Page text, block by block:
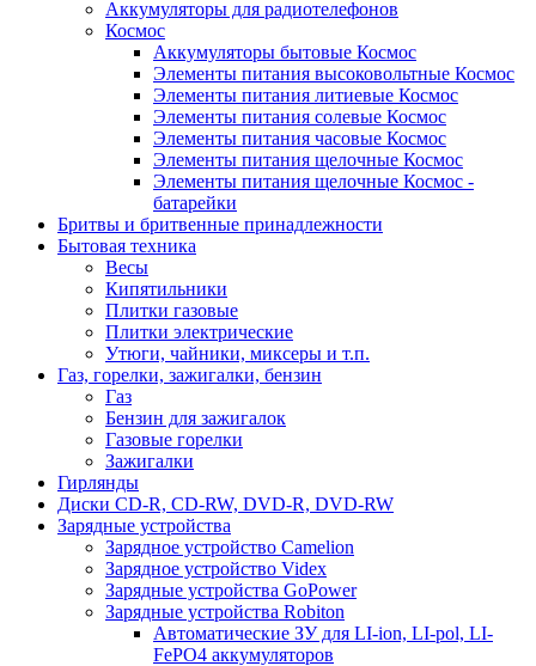
Аккумуляторы для радиотелефонов
Космос
Аккумуляторы бытовые Космос
Элементы питания высоковольтные Космос
Элементы питания литиевые Космос
Элементы питания солевые Космос
Элементы питания часовые Космос
Элементы питания щелочные Космос
Элементы питания щелочные Космос -
батарейки
Бритвы и бритвенные принадлежности
Бытовая техника
Весы
Кипятильники
Плитки газовые
Плитки электрические
Утюги, чайники, миксеры и т.п.
Газ, горелки, зажигалки, бензин
Газ
Бензин для зажигалок
Газовые горелки
Зажигалки
Гирлянды
Диски CD-R, CD-RW, DVD-R, DVD-RW
Зарядные устройства
Зарядное устройство Camelion
Зарядное устройство Videx
Зарядные устройства GoPower
Зарядные устройства Robiton
Автоматические ЗУ для LI-ion, LI-pol, LI-
FePO4 аккумуляторов